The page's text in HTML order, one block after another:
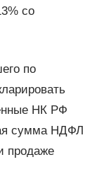
со
по
НК РФ
сумма НДФЛ
продаже